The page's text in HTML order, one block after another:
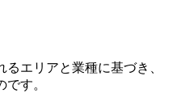
エリアと業種に基づき、
す。